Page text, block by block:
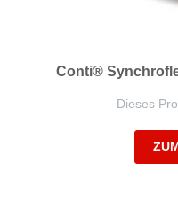
Conti®
Dieses